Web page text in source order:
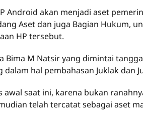
Android akan menjadi aset
Aset dan juga Bagian Hukum,
HP tersebut.
Bima M Natsir yang dimintai
hal pembahasan Juklak dan
saat ini, karena bukan
telah tercatat sebagai aset